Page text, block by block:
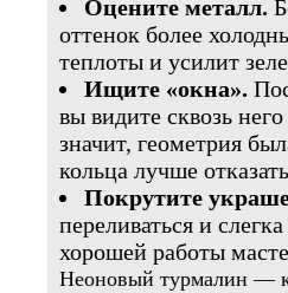
Оцените металл.
оттенок более
теплоты и усилит
Ищите «окна».
вы видите сквозь
значит, геометрия
кольца лучше
Покрутите
переливаться и
хорошей работы
Неоновый турмалин —